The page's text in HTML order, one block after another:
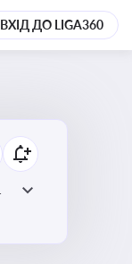
ВХІД ДО LIGA360